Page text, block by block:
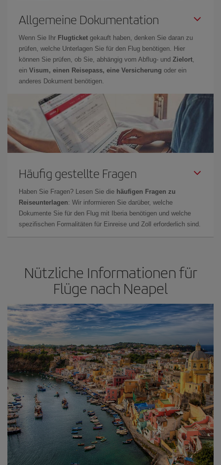
Allgemeine Dokumentation
Wenn Sie Ihr Flugticket gekauft haben, denken Sie daran zu
prüfen, welche Unterlagen Sie für den Flug benötigen. Hier
können Sie prüfen, ob Sie, abhängig vom Abflug- und Zielort,
ein Visum, einen Reisepass, eine Versicherung oder ein
anderes Dokument benötigen.
Häufig gestellte Fragen
Haben Sie Fragen? Lesen Sie die häufigen Fragen zu
Reiseunterlagen: Wir informieren Sie darüber, welche
Dokumente Sie für den Flug mit Iberia benötigen und welche
spezifischen Formalitäten für Einreise und Zoll erforderlich sind.
Nützliche Informationen für
Flüge nach Neapel